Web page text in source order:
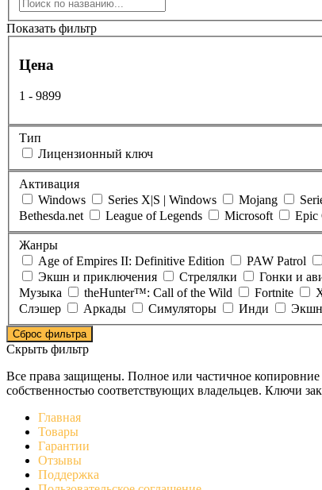
Показать фильтр
Цена
1 - 9899
Тип
Лицензионный ключ
Активация
Windows
Series X|S | Windows Mojang
Bethesda.net
League of Legends Microsoft Epic
Жанры
Age of Empires II: Definitive Edition
PAW Patrol
Экшн и приключения
Стрелялки Гонки и
Музыка
theHunter™: Call of the Wild Fortnite
Слэшер
Аркады Симуляторы Инди Экшн
Сброс фильтра
Скрыть фильтр
Все права защищены. Полное или частичное
собственностью соответствующих владельцев. Ключи
Главная
Товары
Гарантии
Отзывы
Поддержка